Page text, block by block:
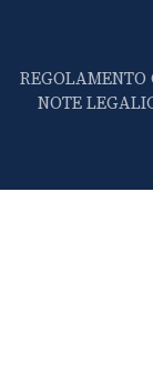
REGOLAMENTO
NOTE LEGALI